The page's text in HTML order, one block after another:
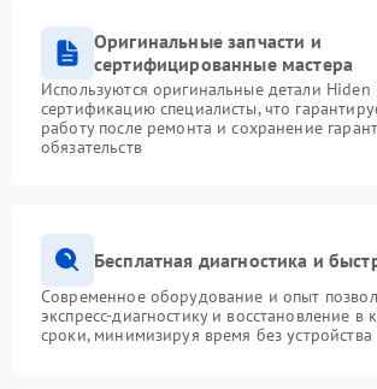
Оригинальные запчасти и
сертифицированные мастера
Используются оригинальные детали
сертификацию специалисты, что
работу после ремонта и сохранение
обязательств
Бесплатная диагностика и
Современное оборудование и опыт
экспресс-диагностику и восстановление в
сроки, минимизируя время без устройства